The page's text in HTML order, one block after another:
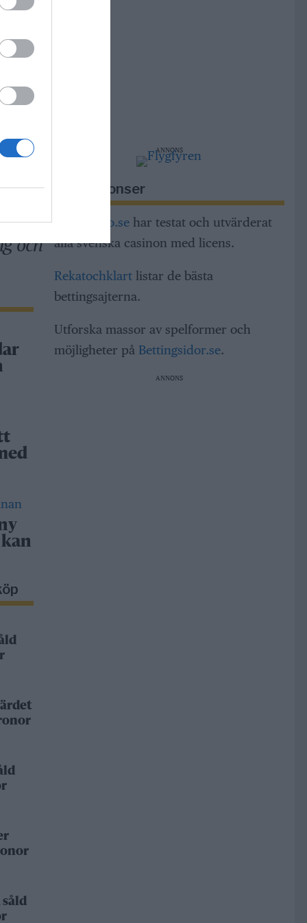
i
och
kan
såld
ANNONS
Riksannonser
Casinorino.sehar testat och utvärderat
alla svenska casinon med licens.
Rekatochklartlistar de bästa
bettingsajterna.
Utforska massor av spelformer och
möjligheter på Bettingsidor.se.
ANNONS